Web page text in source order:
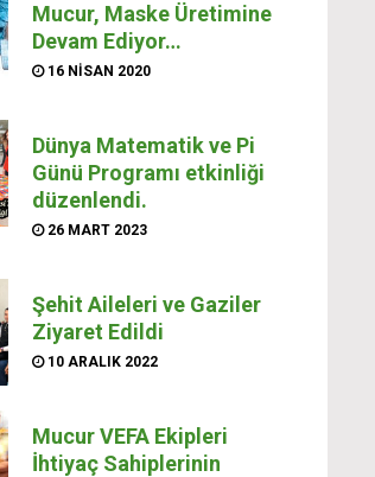
Mucur, Maske Üretimine
Devam Ediyor…
16 NISAN 2020
Dünya Matematik ve Pi
Günü Programı etkinliği
düzenlendi.
26 MART 2023
Şehit Aileleri ve Gaziler
Ziyaret Edildi
10 ARALIK 2022
Mucur VEFA Ekipleri
İhtiyaç Sahiplerinin